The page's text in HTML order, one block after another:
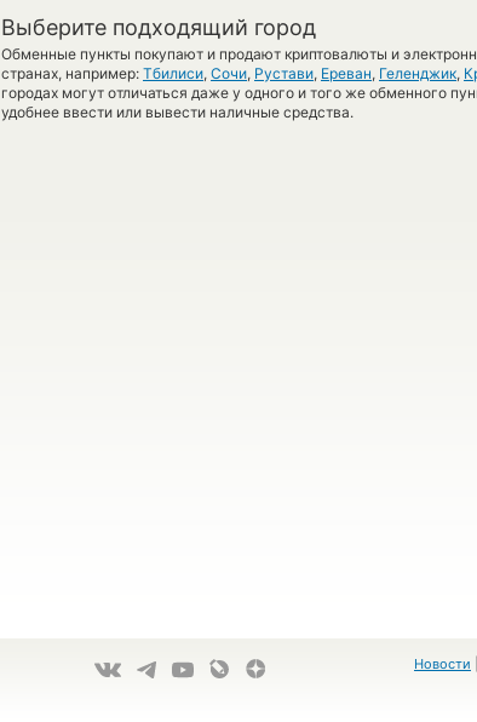
Выберите подходящий город
Обменные пункты покупают и продают криптовалюты и
странах, например: Тбилиси, Сочи, Рустави, Ереван, Геленджик,
городах могут отличаться даже у одного и того же обменного
удобнее ввести или вывести наличные средства.
Новости